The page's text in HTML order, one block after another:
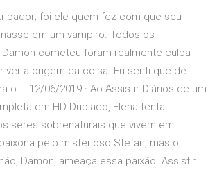
foi ele quem fez com que seu
em um vampiro. Todos os
cometeu foram realmente culpa
ver a origem da coisa. Eu senti que de
o … 12/06/2019 · Ao Assistir Diários de um
em HD Dublado, Elena tenta
seres sobrenaturais que vivem em
pelo misterioso Stefan, mas o
Damon, ameaça essa paixão. Assistir